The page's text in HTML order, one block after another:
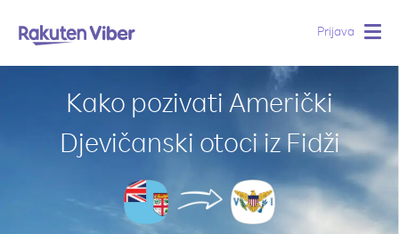
Prijava
Kako pozivati Američki
Djevičanski otoci iz Fidži